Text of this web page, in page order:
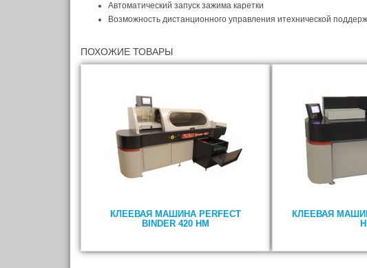
Автоматический запуск зажима каретки
Возможность дистанционного управления итехнической
ПОХОЖИЕ ТОВАРЫ
КЛЕЕВАЯ МАШИНА PERFECT
BINDER 420 НМ
КЛЕЕВАЯ